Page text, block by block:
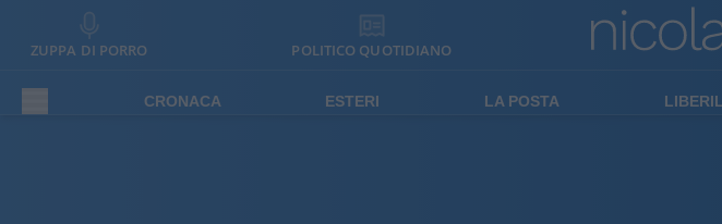
ZUPPA DI PORRO POLITICO QUOTIDIANO
CRONACA ESTERI LA POSTA